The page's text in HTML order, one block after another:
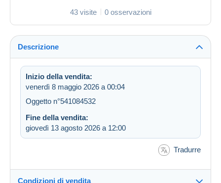
43 visite 0 osservazioni
Descrizione
Inizio della vendita:
venerdì 8 maggio 2026 a 00:04
Oggetto n°541084532
Fine della vendita:
giovedì 13 agosto 2026 a 12:00
Tradurre
Condizioni di vendita